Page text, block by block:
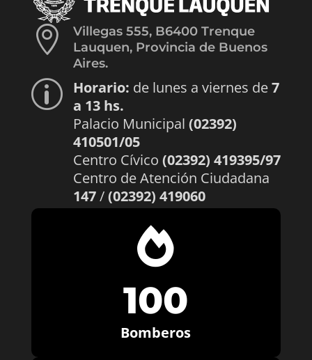

Villegas 555, B6400 Trenque
Lauquen, Provincia de Buenos
Aires.
p Horario: de lunes a viernes de7
a 13 hs.
Palacio Municipal (02392)
410501/05
Centro Cívico (02392) 419395/97
Centro de Atención Ciudadana
147/(02392) 419060

100
Bomberos